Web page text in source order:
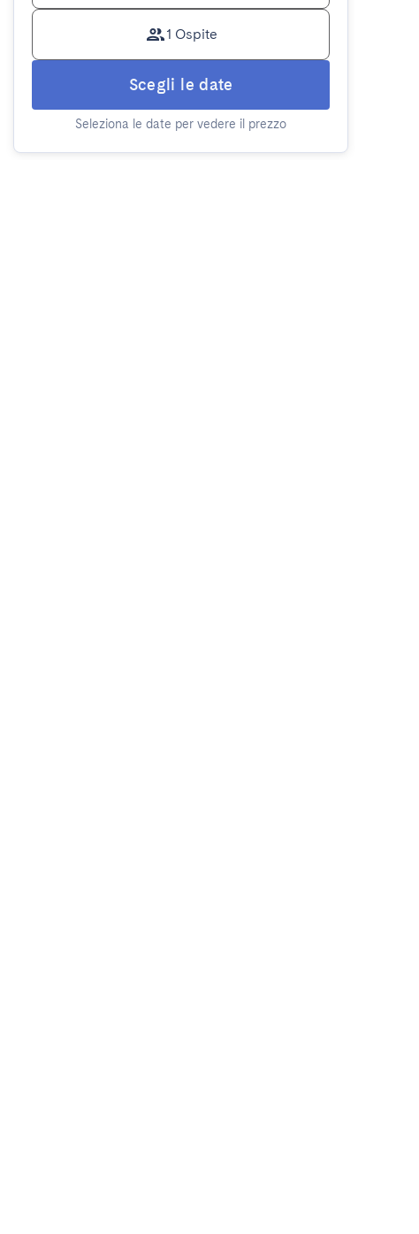
1 Ospite
Scegli le date
Seleziona le date per vedere il prezzo